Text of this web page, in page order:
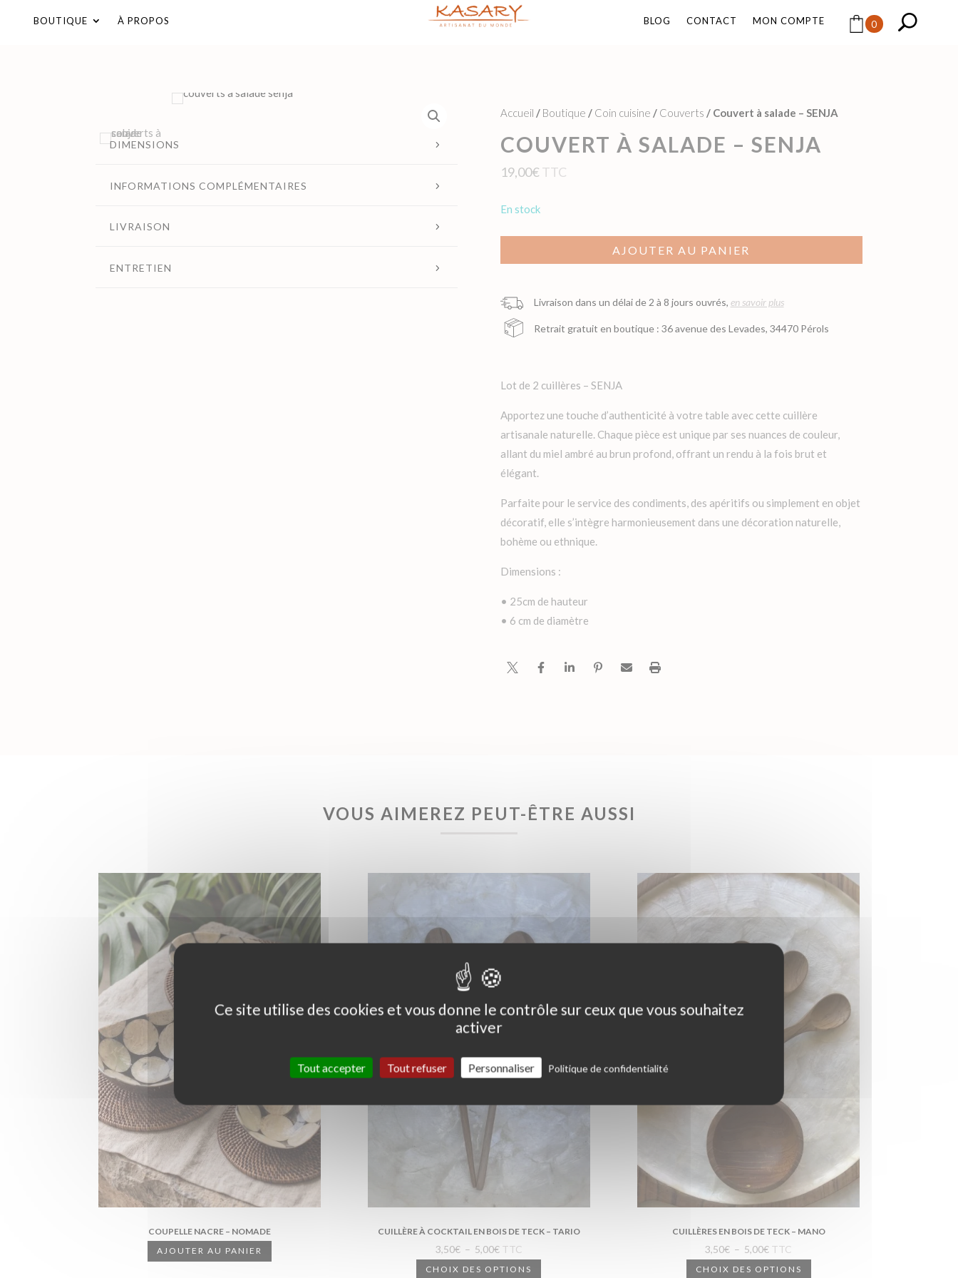
BOUTIQUE À PROPOS BLOG CONTACT MON COMPTE 0
DIMENSIONS
INFORMATIONS COMPLÉMENTAIRES
LIVRAISON
ENTRETIEN
Accueil / Boutique / Coin cuisine / Couverts / Couvert à salade – SENJA
COUVERT À SALADE – SENJA
19,00€ TTC
en stock
AJOUTER AU PANIER
Livraison dans un délai de 2 à 8 jours ouvrés, en savoir plus
Retrait gratuit en boutique : 36 avenue des Levades, 34470 Pérols
Lot de 2 cuillères – SENJA
Apportez une touche d’authenticité à votre table avec cette cuillère
artisanale naturelle. Chaque pièce est unique par ses nuances de couleur,
allant du miel ambré au brun profond, offrant un rendu à la fois brut et
élégant.
Parfaite pour le service des condiments, des apéritifs ou simplement en objet
décoratif, elle s’intègre harmonieusement dans une décoration naturelle,
bohème ou ethnique.
Dimensions :
• 25cm de hauteur
• 6 cm de diamètre
VOUS AIMEREZ PEUT-ÊTRE AUSSI
COUPELLE NACRE – NOMADE
AJOUTER AU PANIER
CUILLÈRE À COCKTAIL EN BOIS DE TECK – TARIO
3,50€ – 5,00€Plage
de
TTC
CHOIX DES OPTIONS
CUILLÈRES EN BOIS DE TECK – MANO
3,50€ – 5,00€Plage
de
TTC
CHOIX DES OPTIONS
Ce site utilise des cookies et vous donne le contrôle sur ceux que vous souhaitez
activer
Tout accepter Tout refuser Personnaliser Politique de confidentialité